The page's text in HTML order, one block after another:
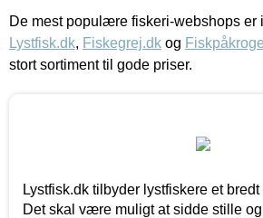
De mest populære fiskeri-webshops er
Lystfisk.dk, Fiskegrej.dk og
stort sortiment til gode priser.
Lystfisk.dk tilbyder lystfiskere et
Det skal være muligt at sidde stille